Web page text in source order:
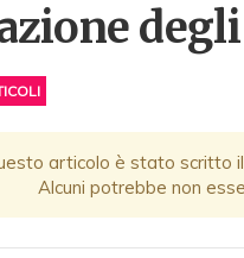
articolo è stato scritto
Alcuni potrebbe non